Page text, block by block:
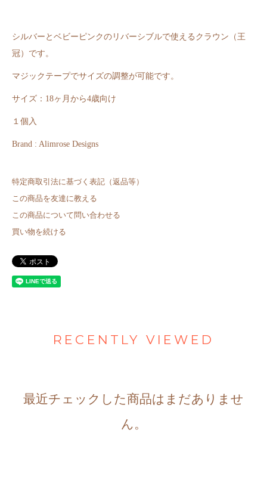
シルバーとベビーピンクのリバーシブルで使えるクラウン（王
冠）です。
マジックテープでサイズの調整が可能です。
サイズ：18ヶ月から4歳向け
１個入
Brand : Alimrose Designs
特定商取引法に基づく表記（返品等）
この商品を友達に教える
この商品について問い合わせる
買い物を続ける
RECENTLY VIEWED
最近チェックした商品はまだありませ
ん。